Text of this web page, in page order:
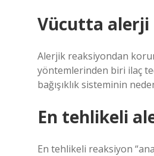
Vücutta alerji
Alerjik reaksiyondan
yöntemlerinden biri ilaç
bağışıklık sisteminin
En tehlikeli
En tehlikeli reaksiyon